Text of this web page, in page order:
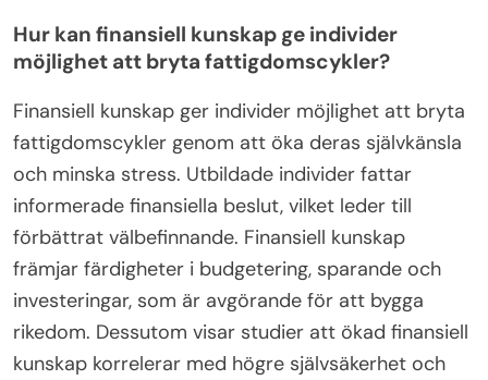
Hur kan finansiell kunskap ge individer
möjlighet att bryta fattigdomscykler?
Finansiell kunskap ger individer möjlighet att bryta
fattigdomscykler genom att öka deras självkänsla
och minska stress. Utbildade individer fattar
informerade finansiella beslut, vilket leder till
förbättrat välbefinnande. Finansiell kunskap
främjar färdigheter i budgetering, sparande och
investeringar, som är avgörande för att bygga
rikedom. Dessutom visar studier att ökad finansiell
kunskap korrelerar med högre självsäkerhet och